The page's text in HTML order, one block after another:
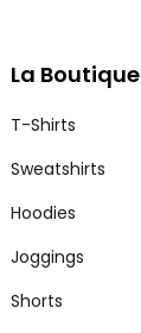
La Boutique
T-Shirts
Sweatshirts
Hoodies
Joggings
Shorts